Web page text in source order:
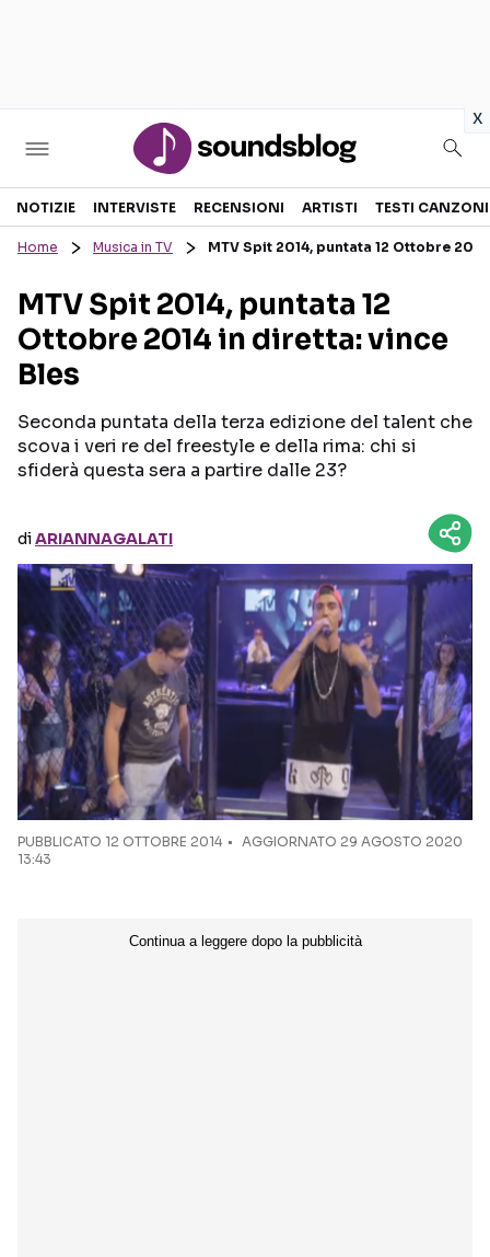
x
Sezioni
RECENSIONI MUSICALI
INTERVISTE
GOSSIP E CURIOSITÀ
TESTI CANZONI
TOUR ED EVENTI
Seguici sui social
NOTIZIE INTERVISTE RECENSIONI ARTISTI TESTI CANZONI
Home Musica in TV MTV Spit 2014, puntata 12 Ottobre
MTV Spit 2014, puntata 12
Ottobre 2014 in diretta: vince
Bles
Seconda puntata della terza edizione del talent che
scova i veri re del freestyle e della rima: chi si
sfiderà questa sera a partire dalle 23?
diARIANNAGALATI
PUBBLICATO 12 OTTOBRE 2014
AGGIORNATO 29 AGOSTO 2020
13:43